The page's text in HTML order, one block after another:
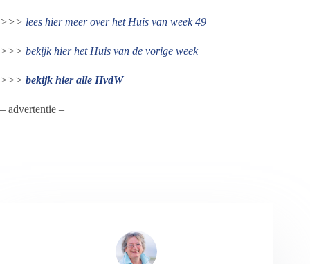
>>> lees hier meer over het Huis van week 49
>>> bekijk hier het Huis van de vorige week
>>> bekijk hier alle HvdW
– advertentie –